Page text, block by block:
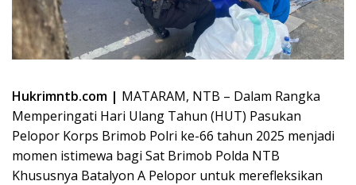
Hukrimntb.com | MATARAM, NTB – Dalam Rangka
Memperingati Hari Ulang Tahun (HUT) Pasukan
Pelopor Korps Brimob Polri ke-66 tahun 2025 menjadi
momen istimewa bagi Sat Brimob Polda NTB
Khususnya Batalyon A Pelopor untuk merefleksikan